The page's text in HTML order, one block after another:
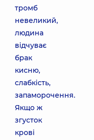
тромб
невеликий,
людина
відчуває
брак
кисню,
слабкість,
запаморочення.
Якщо ж
згусток
крові